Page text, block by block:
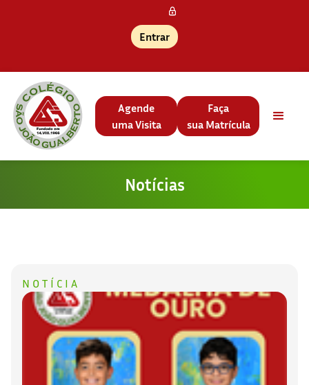
Entrar
Agende
uma Visita
Faça
sua Matrícula
Notícias
NOTÍCIA